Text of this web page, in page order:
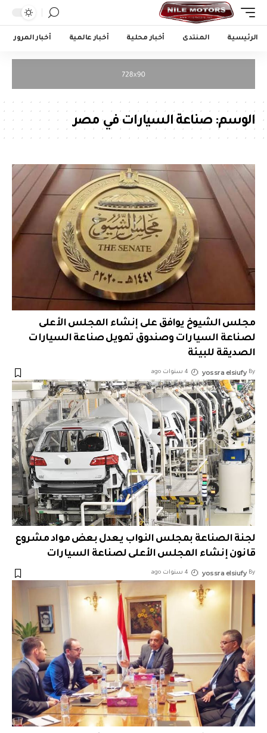
الرئيسية المنتدى أخبار محلية أخبار عالمية أخبار المرور
الوسم: صناعة السيارات في مصر
مجلس الشيوخ يوافق على إنشاء المجلس الأعلى
لصناعة السيارات وصندوق تمويل صناعة السيارات
الصديقة للبيئة
By
yossra elsiufy 4 سنوات ago
لجنة الصناعة بمجلس النواب يعدل بعض مواد مشروع
قانون إنشاء المجلس الأعلى لصناعة السيارات
By
yossra elsiufy 4 سنوات ago